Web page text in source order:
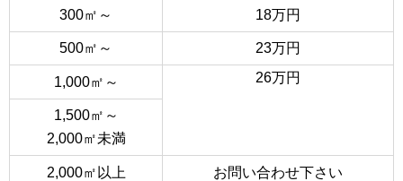
300㎡～ 18万円
500㎡～ 23万円
1,000㎡～
1,500㎡～
2,000㎡未満
26万円
2,000㎡以上 お問い合わせ下さい